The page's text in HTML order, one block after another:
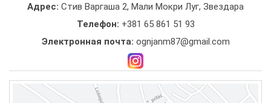
Адрес: Стив Варгаша 2, Мали Мокри Луг, Звездара
Телефон: +381 65 861 51 93
Электронная почта: ognjanm87@gmail.com